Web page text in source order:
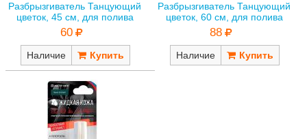
Разбрызгиватель Танцующий
цветок, 45 см, для полива
60
Наличие
Разбрызгиватель Танцующий
цветок, 60 см, для полива
88
Наличие